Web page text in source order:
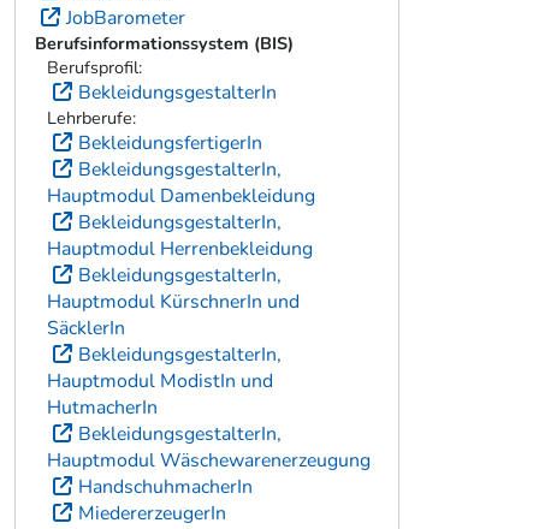
JobBarometer
Berufsinformationssystem (BIS)
Berufsprofil:
BekleidungsgestalterIn
Lehrberufe:
BekleidungsfertigerIn
BekleidungsgestalterIn,
Hauptmodul Damenbekleidung
BekleidungsgestalterIn,
Hauptmodul Herrenbekleidung
BekleidungsgestalterIn,
Hauptmodul KürschnerIn und
SäcklerIn
BekleidungsgestalterIn,
Hauptmodul ModistIn und
HutmacherIn
BekleidungsgestalterIn,
Hauptmodul Wäschewarenerzeugung
HandschuhmacherIn
MiedererzeugerIn